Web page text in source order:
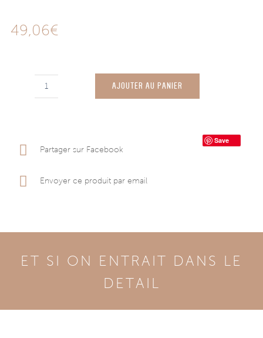
49,06€
AJOUTER AU PANIER
Partager sur Facebook
Save
Envoyer ce produit par email
ET SI ON ENTRAIT DANS LE
DETAIL